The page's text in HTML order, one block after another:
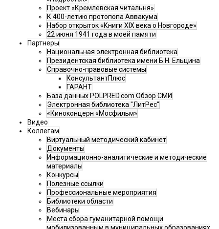
Проект «Кремлевская читальня»
К 400-летию протопопа Аввакума
Набор открыток «Книги XIX века о Новгороде»
22 июня 1941 года в моей памяти
Партнеры
Национальная электронная библиотека
Президентская библиотека имени Б.Н. Ельцина
Справочно-правовые системы
КонсультантПлюс
ГАРАНТ
База данных POLPRED.com Обзор СМИ
Электронная библиотека "ЛитРес"
«Киноконцерн «Мосфильм»
Видео
Коллегам
Виртуальный методический кабинет
Документы
Информационно-аналитические и методические
материалы
Конкурсы
Полезные ссылки
Профессиональные мероприятия
Библиотеки области
Вебинары
Места сбора гуманитарной помощи